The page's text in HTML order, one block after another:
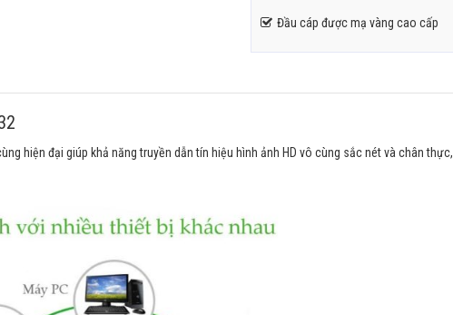
Đầu cáp được mạ vàng cao cấp
hiện đại giúp khả năng truyền dẫn tín hiệu hình ảnh HD vô cùng sắc nét và chân thực,